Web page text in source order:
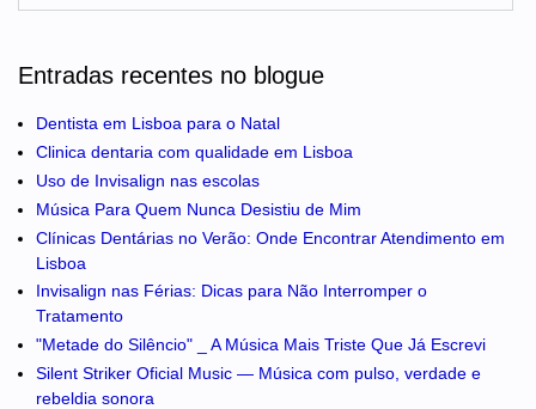
Entradas recentes no blogue
Dentista em Lisboa para o Natal
Clinica dentaria com qualidade em Lisboa
Uso de Invisalign nas escolas
Música Para Quem Nunca Desistiu de Mim
Clínicas Dentárias no Verão: Onde Encontrar Atendimento em
Lisboa
Invisalign nas Férias: Dicas para Não Interromper o
Tratamento
"Metade do Silêncio" _ A Música Mais Triste Que Já Escrevi
Silent Striker Oficial Music — Música com pulso, verdade e
rebeldia sonora